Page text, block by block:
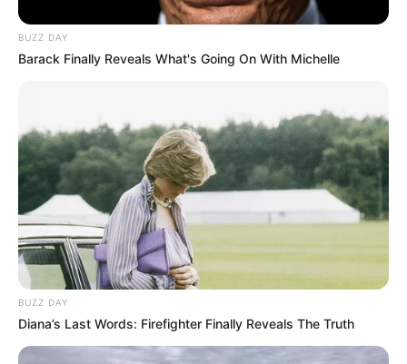
RECIBO DEL AGUA
LOCALIDAD DE USAQUÉN
CUNDINAMARCA
DESAPARECIDOS
CORTES DE LUZ
LOCALIDAD DE ENGATIVÁ
REGIOTRAM DE OCCIDENTE
LOCALIDAD DE SUBA
BUZZ DAY
Barack Finally Reveals What's Going On With Michelle
BUZZ DAY
Diana’s Last Words: Firefighter Finally Reveals The Truth